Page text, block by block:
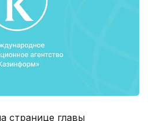
странице главы